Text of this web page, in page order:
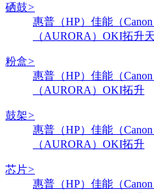
硒鼓>
惠普（HP） 佳能（Canon
（AURORA） OKI拓升
粉盒>
惠普（HP） 佳能（Canon
（AURORA） OKI拓升
鼓架>
惠普（HP） 佳能（Canon
（AURORA） OKI拓升
芯片>
惠普（HP） 佳能（Canon